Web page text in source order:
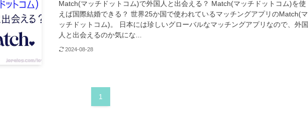
Match(マッチドットコム)で外国人と出会える？ Match(マッチドットコム)を使
えば国際結婚できる？ 世界25か国で使われているマッチングアプリのMatch(マ
ッチドットコム)。 日本には珍しいグローバルなマッチングアプリなので、外国
人と出会えるのか気にな...
2024-08-28
1